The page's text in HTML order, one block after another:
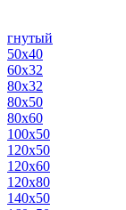
гнутый
50х40
60х32
80х32
80х50
80х60
100х50
120х50
120х60
120х80
140х50